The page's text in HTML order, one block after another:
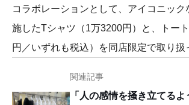
コラボレーションとして、アイコニック
施したTシャツ（1万3200円）と、トー
円／いずれも税込）を同店限定で取り扱
関連記事
「人の感情を掻き立てる